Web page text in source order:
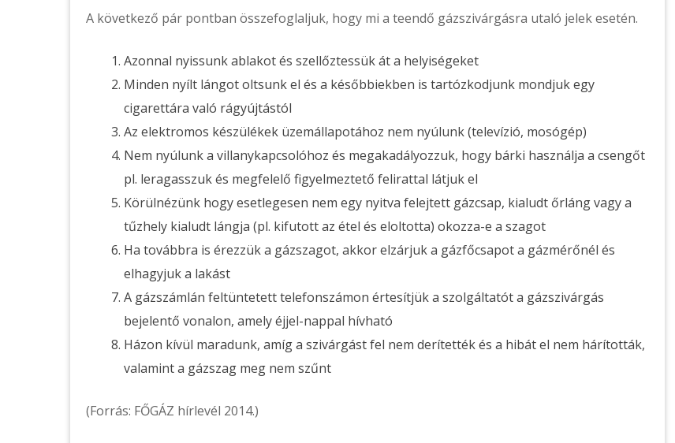
A következő pár pontban összefoglaljuk, hogy mi a teendő gázszivárgásra utaló jelek esetén.
Azonnal nyissunk ablakot és szellőztessük át a helyiségeket
Minden nyílt lángot oltsunk el és a későbbiekben is tartózkodjunk mondjuk egy
cigarettára való rágyújtástól
Az elektromos készülékek üzemállapotához nem nyúlunk (televízió, mosógép)
Nem nyúlunk a villanykapcsolóhoz és megakadályozzuk, hogy bárki használja a csengőt
pl. leragasszuk és megfelelő figyelmeztető felirattal látjuk el
Körülnézünk hogy esetlegesen nem egy nyitva felejtett gázcsap, kialudt őrláng vagy a
tűzhely kialudt lángja (pl. kifutott az étel és eloltotta) okozza-e a szagot
Ha továbbra is érezzük a gázszagot, akkor elzárjuk a gázfőcsapot a gázmérőnél és
elhagyjuk a lakást
A gázszámlán feltüntetett telefonszámon értesítjük a szolgáltatót a gázszivárgás
bejelentő vonalon, amely éjjel-nappal hívható
Házon kívül maradunk, amíg a szivárgást fel nem derítették és a hibát el nem hárították,
valamint a gázszag meg nem szűnt
(Forrás: FŐGÁZ hírlevél 2014.)